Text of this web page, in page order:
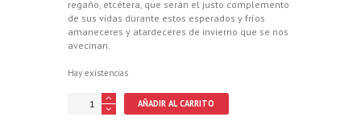
regaño, etcétera, que serán el justo complemento
de sus vidas durante estos esperados y fríos
amaneceres y atardeceres de invierno que se nos
avecinan.
Hay existencias
COMO
AÑADIR AL CARRITO